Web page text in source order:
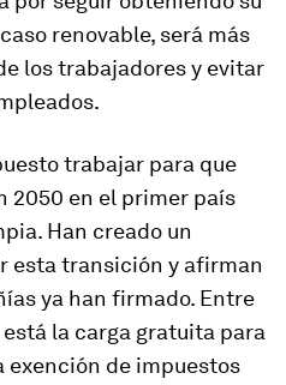
renovable, será más
los trabajadores y evitar
trabajar para que
2050 en el primer país
Han creado un
esta transición y afirman
ya han firmado. Entre
la carga gratuita para
exención de impuestos